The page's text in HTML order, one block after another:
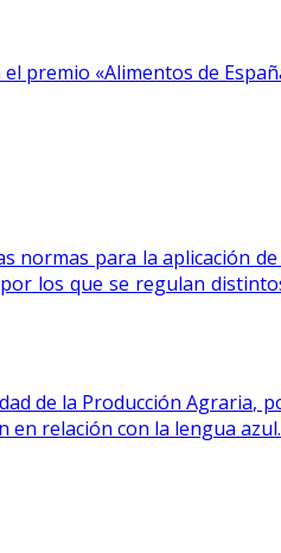
premio «Alimentos de
normas para la aplicación
los que se regulan
de la Producción Agraria,
en relación con la lengua azul.